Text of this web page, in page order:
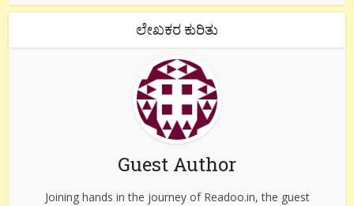
ಲೇಖಕರ ಕುರಿತು
Guest Author
Joining hands in the journey of Readoo.in, the guest